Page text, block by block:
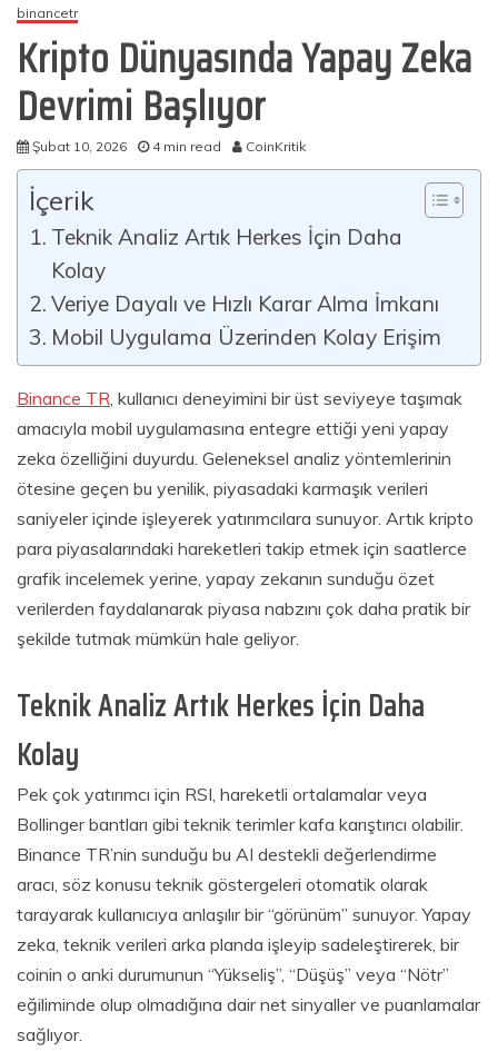
binancetr
Kripto Dünyasında Yapay Zeka
Devrimi Başlıyor
Şubat 10, 2026 4 min read CoinKritik
İçerik
Teknik Analiz Artık Herkes İçin Daha
Kolay
Veriye Dayalı ve Hızlı Karar Alma İmkanı
Mobil Uygulama Üzerinden Kolay Erişim
Binance TR, kullanıcı deneyimini bir üst seviyeye taşımak
amacıyla mobil uygulamasına entegre ettiği yeni yapay
zeka özelliğini duyurdu. Geleneksel analiz yöntemlerinin
ötesine geçen bu yenilik, piyasadaki karmaşık verileri
saniyeler içinde işleyerek yatırımcılara sunuyor. Artık kripto
para piyasalarındaki hareketleri takip etmek için saatlerce
grafik incelemek yerine, yapay zekanın sunduğu özet
verilerden faydalanarak piyasa nabzını çok daha pratik bir
şekilde tutmak mümkün hale geliyor.
Teknik Analiz Artık Herkes İçin Daha
Kolay
Pek çok yatırımcı için RSI, hareketli ortalamalar veya
Bollinger bantları gibi teknik terimler kafa karıştırıcı olabilir.
Binance TR’nin sunduğu bu AI destekli değerlendirme
aracı, söz konusu teknik göstergeleri otomatik olarak
tarayarak kullanıcıya anlaşılır bir “görünüm” sunuyor. Yapay
zeka, teknik verileri arka planda işleyip sadeleştirerek, bir
coinin o anki durumunun “Yükseliş”, “Düşüş” veya “Nötr”
eğiliminde olup olmadığına dair net sinyaller ve puanlamalar
sağlıyor.